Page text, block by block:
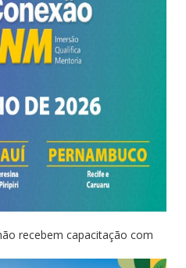
recebem capacitação com